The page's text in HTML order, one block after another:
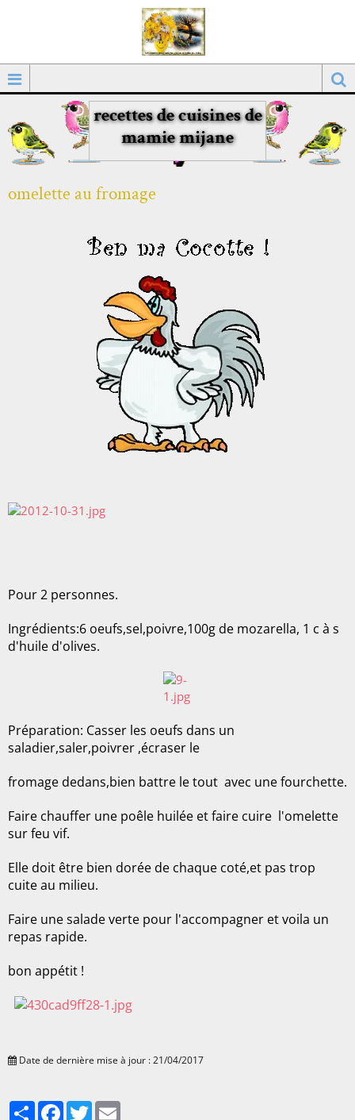
recettes de cuisines de
mamie mijane
omelette au fromage
Pour 2 personnes.
Ingrédients:6 oeufs,sel,poivre,100g de mozarella, 1 c à s
d'huile d'olives.
Préparation: Casser les oeufs dans un
saladier,saler,poivrer ,écraser le
fromage dedans,bien battre le tout avec une fourchette.
Faire chauffer une poêle huilée et faire cuire l'omelette
sur feu vif.
Elle doit être bien dorée de chaque coté,et pas trop
cuite au milieu.
Faire une salade verte pour l'accompagner et voila un
repas rapide.
bon appétit !
Date de dernière mise à jour : 21/04/2017
PartagerFacebook
Twitter